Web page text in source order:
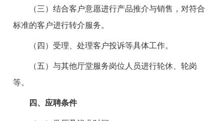
（三）结合客户意愿进行产品推介与销售，对符合
标准的客户进行转介服务。
（四）受理、处理客户投诉等具体工作。
（五）与其他厅堂服务岗位人员进行轮休、轮岗
等。
四、应聘条件